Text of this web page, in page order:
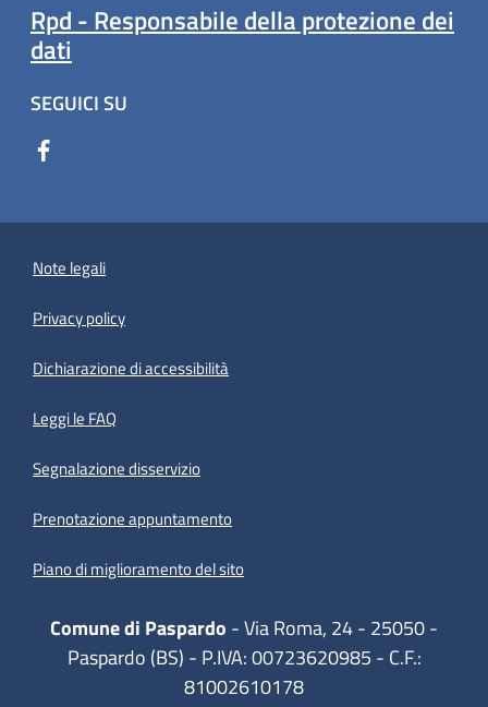
Rpd - Responsabile della protezione dei
dati
SEGUICI SU
Note legali
Privacy policy
Dichiarazione di accessibilità
Leggi le FAQ
Segnalazione disservizio
Prenotazione appuntamento
Piano di miglioramento del sito
Comune di Paspardo - Via Roma, 24 - 25050 -
Paspardo (BS) - P.IVA: 00723620985 - C.F.:
81002610178